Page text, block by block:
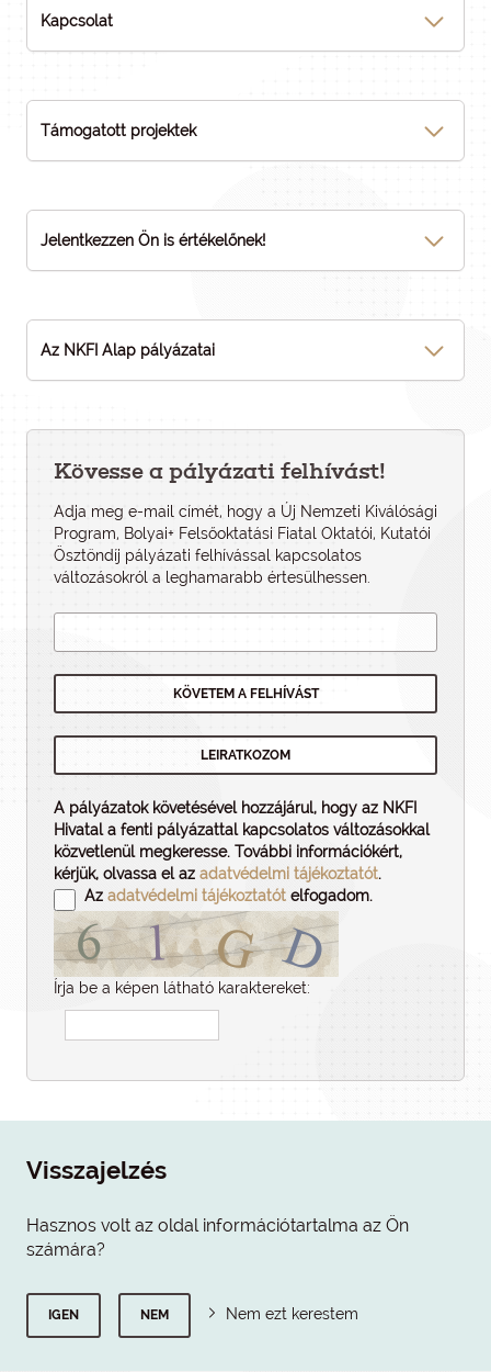
Kapcsolat
Támogatott projektek
Jelentkezzen Ön is értékelőnek!
Az NKFI Alap pályázatai
Kövesse a pályázati felhívást!
Adja meg e-mail címét, hogy a Új Nemzeti Kiválósági
Program, Bolyai+ Felsőoktatási Fiatal Oktatói, Kutatói
Ösztöndíj pályázati felhí­vással kapcsolatos
változásokról a leghamarabb értesülhessen.
A pályázatok követésével hozzájárul, hogy az NKFI
Hivatal a fenti pályázattal kapcsolatos változásokkal
közvetlenül megkeresse. További információkért,
kérjük, olvassa el az adatvédelmi tájékoztatót.
Az adatvédelmi tájékoztatót elfogadom.
Írja be a képen látható karaktereket:
Visszajelzés
Hasznos volt az oldal információtartalma az Ön
számára?
IGEN NEM Nem ezt kerestem